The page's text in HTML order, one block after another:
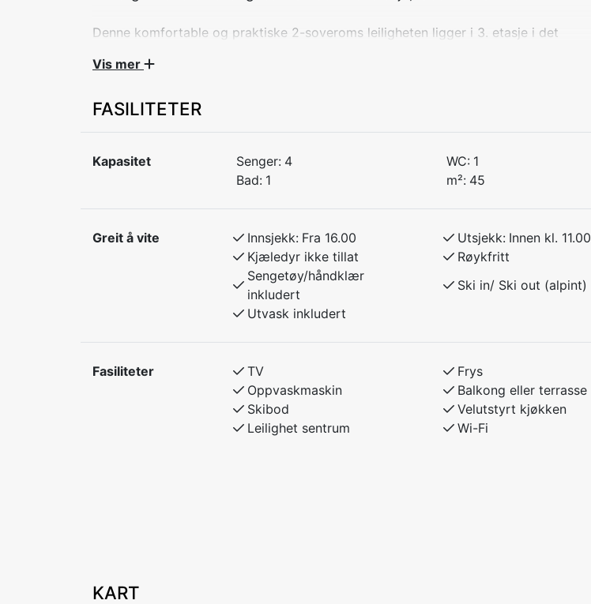
Denne komfortable og praktiske 2-soveroms leiligheten ligger i 3. etasje i det
et koselig opphold med nærhet til natur og aktiviteter.
Soverom 1: Dobbeltseng
Leiligheten har en funksjonell planløsning og en lun atmosfære – et flott
utgangspunkt for avslappende dager i fjellet, enten du kommer for å stå på ski, gå
Vis mer
FASILITETER
Kapasitet Senger: 4 WC: 1
Bad: 1 m²: 45
Greit å vite Innsjekk: Fra 16.00 Utsjekk: Innen kl. 11.00
Kjæledyr ikke tillat
Røykfritt
Sengetøy/håndklær
inkludert
Ski in/ Ski out (alpint)
Utvask inkludert
Fasiliteter TV
Frys
Oppvaskmaskin
Balkong eller terrasse
Skibod
Velutstyrt kjøkken
Leilighet sentrum
Wi-Fi
KART